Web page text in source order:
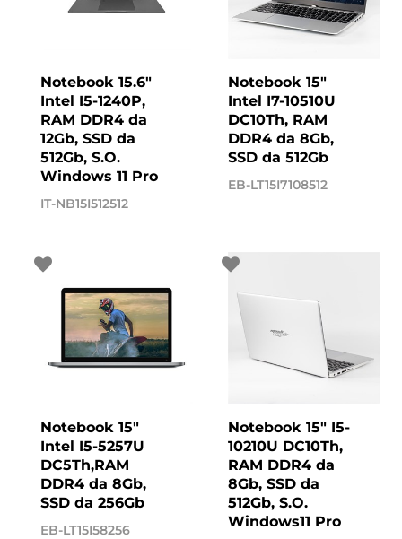
Notebook 15.6"
Intel I5-1240P,
RAM DDR4 da
12Gb, SSD da
512Gb, S.O.
Windows 11 Pro
IT-NB15I512512
Notebook 15"
Intel I7-10510U
DC10Th, RAM
DDR4 da 8Gb,
SSD da 512Gb
EB-LT15I7108512
Notebook 15"
Intel I5-5257U
DC5Th,RAM
DDR4 da 8Gb,
SSD da 256Gb
EB-LT15I58256
Notebook 15" I5-
10210U DC10Th,
RAM DDR4 da
8Gb, SSD da
512Gb, S.O.
Windows11 Pro